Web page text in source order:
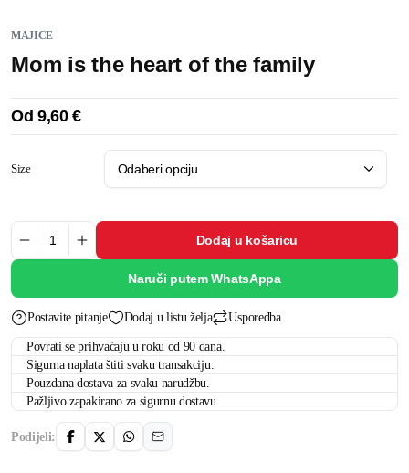
MAJICE
Mom is the heart of the family
Od 9,60€
Size
Dodaj u košaricu
Naruči putem WhatsAppa
Postavite pitanje Dodaj u listu želja Usporedba
Povrati se prihvaćaju u roku od 90 dana.
Sigurna naplata štiti svaku transakciju.
Pouzdana dostava za svaku narudžbu.
Pažljivo zapakirano za sigurnu dostavu.
Podijeli: